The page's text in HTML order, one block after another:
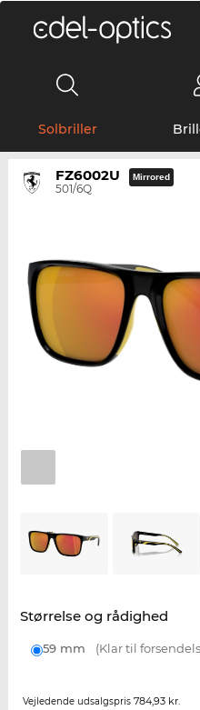
Solbriller
FZ6002U
501/6Q
Mirrored
Størrelse og rådighed
59 mm (Klar til
Vejledende udsalgspris 784,93 kr.